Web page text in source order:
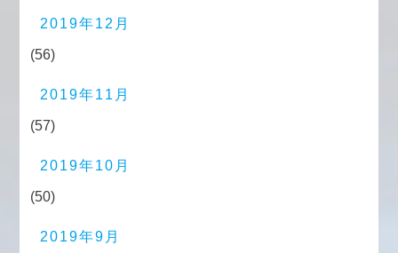
2019年12月
(56)
2019年11月
(57)
2019年10月
(50)
2019年9月